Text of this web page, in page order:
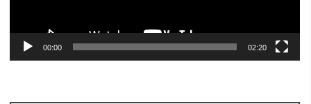
00:00 02:20